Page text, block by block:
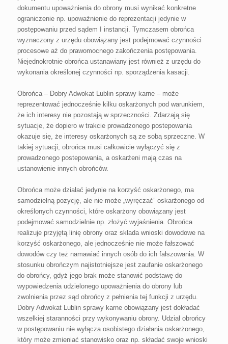
dokumentu upoważnienia do obrony musi wynikać konkretne
ograniczenie np. upoważnienie do reprezentacji jedynie w
postępowaniu przed sądem I instancji. Tymczasem obrońca
wyznaczony z urzędu obowiązany jest podejmować czynności
procesowe aż do prawomocnego zakończenia postępowania.
Niejednokrotnie obrońca ustanawiany jest również z urzędu do
wykonania określonej czynności np. sporządzenia kasacji.
Obrońca – Dobry Adwokat Lublin sprawy karne – może
reprezentować jednocześnie kilku oskarżonych pod warunkiem,
że ich interesy nie pozostają w sprzeczności. Zdarzają się
sytuacje, że dopiero w trakcie prowadzonego postepowania
okazuje się, że interesy oskarżonych są ze sobą sprzeczne. W
takiej sytuacji, obrońca musi całkowicie wyłączyć się z
prowadzonego postepowania, a oskarżeni mają czas na
ustanowienie innych obrońców.
Obrońca może działać jedynie na korzyść oskarżonego, ma
samodzielną pozycję, ale nie może „wyręczać” oskarżonego od
określonych czynności, które oskarżony obowiązany jest
podejmować samodzielnie np. złożyć wyjaśnienia. Obrońca
realizuje przyjętą linię obrony oraz składa wnioski dowodowe na
korzyść oskarżonego, ale jednocześnie nie może fałszować
dowodów czy też namawiać innych osób do ich fałszowania. W
stosunku obrończym najistotniejsze jest zaufanie oskarżonego
do obrońcy, gdyż jego brak może stanowić podstawę do
wypowiedzenia udzielonego upoważnienia do obrony lub
zwolnienia przez sąd obrońcy z pełnienia tej funkcji z urzędu.
Dobry Adwokat Lublin sprawy karne obowiązany jest dokładać
wszelkiej staranności przy wykonywaniu obrony. Udział obrońcy
w postępowaniu nie wyłącza osobistego działania oskarżonego,
który może zmieniać stanowisko oraz np. składać swoje wnioski